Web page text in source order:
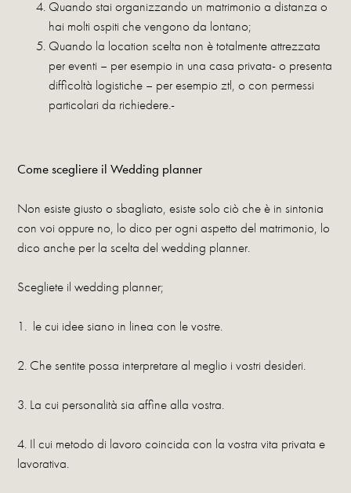
Quando stai organizzando un matrimonio a distanza o
hai molti ospiti che vengono da lontano;
Quando la location scelta non è totalmente attrezzata
per eventi – per esempio in una casa privata- o presenta
difficoltà logistiche – per esempio ztl, o con permessi
particolari da richiedere.-
Come scegliere il Wedding planner
Non esiste giusto o sbagliato, esiste solo ciò che è in sintonia
con voi oppure no, lo dico per ogni aspetto del matrimonio, lo
dico anche per la scelta del wedding planner.
Scegliete il wedding planner;
1. le cui idee siano in linea con le vostre.
2. Che sentite possa interpretare al meglio i vostri desideri.
3. La cui personalità sia affine alla vostra.
4. Il cui metodo di lavoro coincida con la vostra vita privata e
lavorativa.